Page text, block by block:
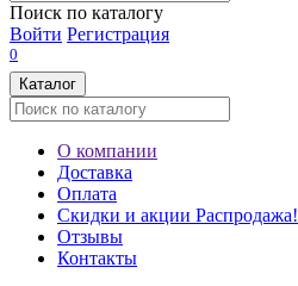
Поиск по каталогу
Войти Регистрация
0
Каталог
О компании
Доставка
Оплата
Скидки и акции Распродажа!
Отзывы
Контакты